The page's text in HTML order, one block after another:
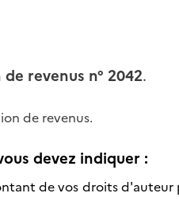
revenus n° 2042.
de revenus.
devez indiquer :
de vos droits d'auteur